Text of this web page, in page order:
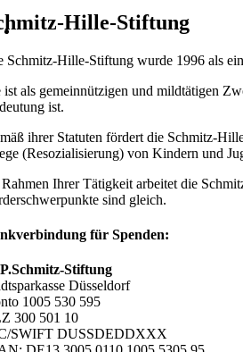
Hille-Stiftung
Schmitz-Hille-Stiftung wurde 1996 als
ist als gemeinnützigen und mildtätigen
ist.
ihrer Statuten fördert die Schmitz-
(Resozialisierung) von Kindern und
Ihrer Tätigkeit arbeitet die
sind gleich.
für Spenden:
Stiftung
Düsseldorf
1005 530 595
300 501 10
SWIFT DUSSDEDDXXX